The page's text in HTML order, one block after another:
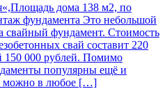
дома 138 м2, по
фундамента Это небольшой
свайный фундамент. Стоимость
свай составит 220
150 000 рублей. Помимо
популярны ещё и
можно в любое […]